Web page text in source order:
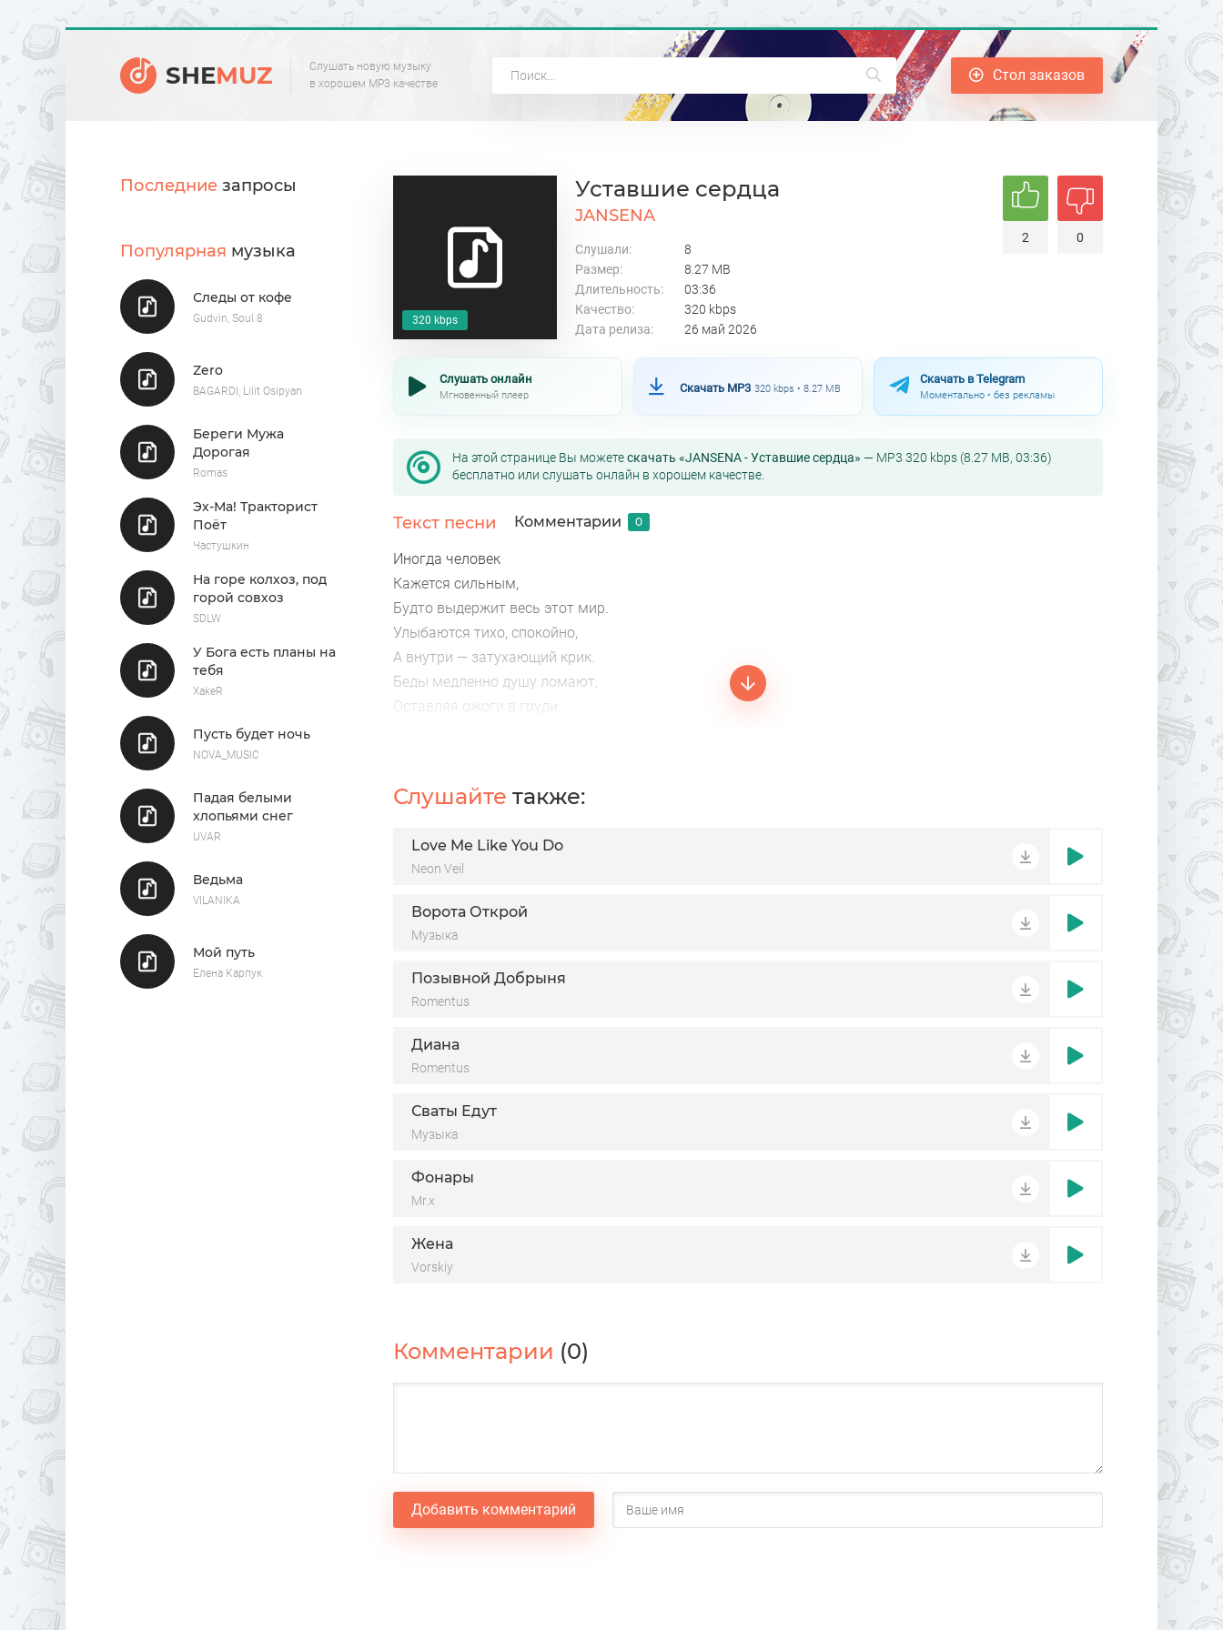
SHEMUZ
Слушать новую музыку
в хорошем MP3 качестве
Стол заказов
Последние запросы
Популярная музыка
Следы от кофе
Gudvin, Soul 8
Zero
BAGARDI, Lilit Osipyan
Береги Мужа
Дорогая
Romas
Эх-Ма! Тракторист
Поёт
Частушкин
На горе колхоз, под
горой совхоз
SDLW
У Бога есть планы на
тебя
XakeR
Пусть будет ночь
NOVA_MUSIC
Падая белыми
хлопьями снег
UVAR
Ведьма
VILANIKA
Мой путь
Елена Карпук
320 kbps
Уставшие сердца
JANSENA
Слушали:
8
Размер:
8.27 MB
Длительность:
03:36
Качество:
320 kbps
Дата релиза:
26 май 2026
2 0
Слушать онлайн
Мгновенный плеер
Скачать MP3 320 kbps • 8.27 MB
Скачать в Telegram
Моментально • без рекламы
На этой странице Вы можетескачать «JANSENA - Уставшие сердца» — MP3 320 kbps (8.27 MB, 03:36)
бесплатно или слушать онлайн в хорошем качестве.
Текст песни Комментарии 0
Иногда человек
Кажется сильным,
Будто выдержит весь этот мир.
Улыбаются тихо, спокойно,
А внутри — затухающий крик.
Беды медленно душу ломают,
Оставляя ожоги в груди.
Слушайте также:
Love Me Like You Do
Neon Veil
Ворота Открой
Музыка
Позывной Добрыня
Romentus
Диана
Romentus
Сваты Едут
Музыка
Фонары
Mr.x
Жена
Vorskiy
Комментарии (0)
Добавить комментарий